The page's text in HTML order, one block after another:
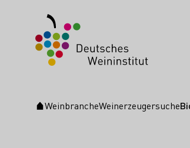
Startseite
WeinbrancheWeinerzeugersuche